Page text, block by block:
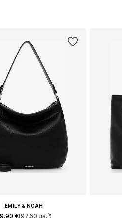
EMILY & NOAH
€(97,60 лв.³)